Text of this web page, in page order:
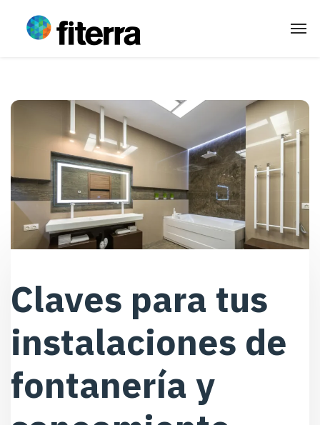
Claves para tus
instalaciones de
fontanería y